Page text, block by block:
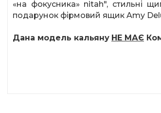
«на фокусника» nitah", стильні
подарунок фірмовий ящик Amy
Дана модель кальяну НЕ МАЄ